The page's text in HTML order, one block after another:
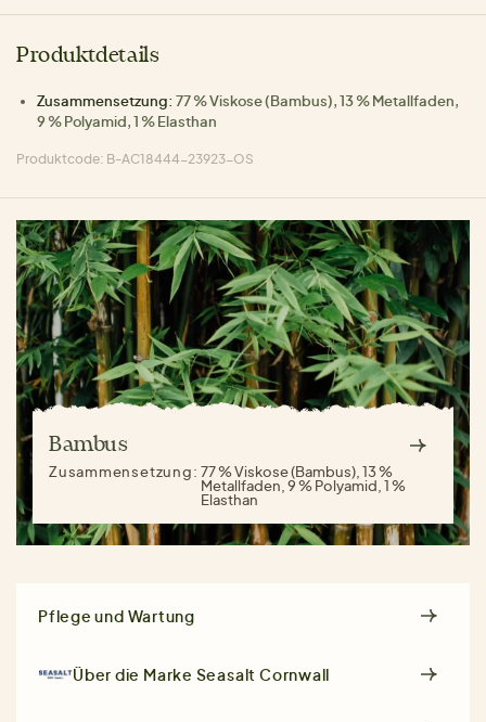
Produktdetails
Zusammensetzung: 77 % Viskose (Bambus), 13 % Metallfaden,
9 % Polyamid, 1 % Elasthan
Produktcode: B-AC18444-23923-OS
Bambus
Zusammensetzung:77 % Viskose (Bambus), 13 %
Metallfaden, 9 % Polyamid, 1 %
Elasthan
Pflege und Wartung
Über die Marke Seasalt Cornwall